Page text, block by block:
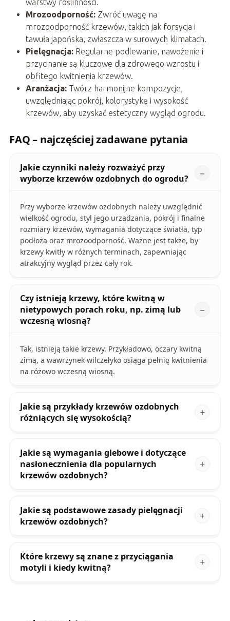
warstwy roślinności.
Mrozoodporność:Zwróć uwagę na
mrozoodporność krzewów, takich jak forsycja i
tawuła japońska, zwłaszcza w surowych klimatach.
Pielęgnacja:Regularne podlewanie, nawożenie i
przycinanie są kluczowe dla zdrowego wzrostu i
obfitego kwitnienia krzewów.
Aranżacja:Twórz harmonijne kompozycje,
uwzględniając pokrój, kolorystykę i wysokość
krzewów, aby uzyskać estetyczny wygląd ogrodu.
FAQ – najczęściej zadawane pytania
Jakie czynniki należy rozważyć przy
wyborze krzewów ozdobnych do ogrodu?
Przy wyborze krzewów ozdobnych należy uwzględnić
wielkość ogrodu, styl jego urządzania, pokrój i finalne
rozmiary krzewów, wymagania dotyczące światła, typ
podłoża oraz mrozoodporność. Ważne jest także, by
krzewy kwitły w różnych terminach, zapewniając
atrakcyjny wygląd przez cały rok.
Czy istnieją krzewy, które kwitną w
nietypowych porach roku, np. zimą lub
wczesną wiosną?
Tak, istnieją takie krzewy. Przykładowo, oczary kwitną
zimą, a wawrzynek wilczełyko osiąga pełnię kwitnienia
na różowo wczesną wiosną.
Jakie są przykłady krzewów ozdobnych
różniących się wysokością?
Jakie są wymagania glebowe i dotyczące
nasłonecznienia dla popularnych
krzewów ozdobnych?
Jakie są podstawowe zasady pielęgnacji
krzewów ozdobnych?
Które krzewy są znane z przyciągania
motyli i kiedy kwitną?